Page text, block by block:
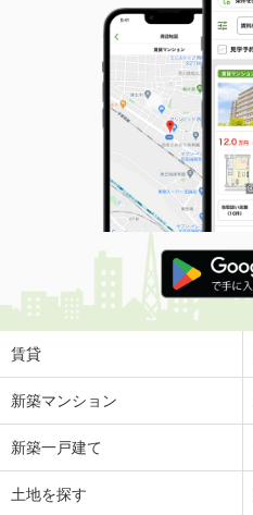
賃貸
新築マンション
新築一戸建て
土地を探す